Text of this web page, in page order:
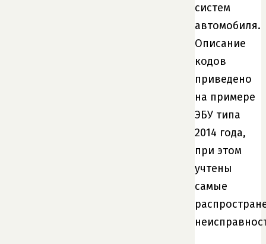
систем
автомобиля.
Описание
кодов
приведено
на примере
ЭБУ типа
2014 года,
при этом
учтены
самые